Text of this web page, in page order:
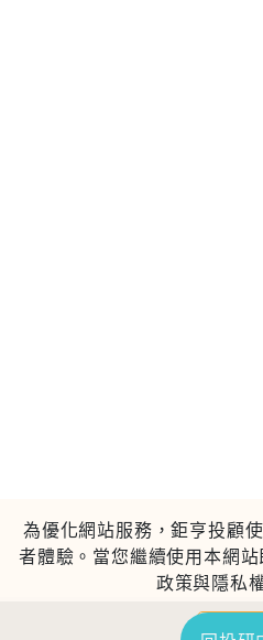
為優化網站服務，鉅亨投顧
者體驗。當您繼續使用本網
政策與隱私
繼續